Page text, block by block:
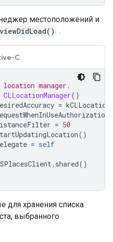
местоположений и
viewDidLoad() .
C
manager.
CLLocationManager()
=
= 50
()
= self
. shared()
для хранения списка
выбранного